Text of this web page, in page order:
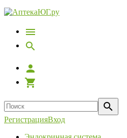
РегистрацияВход